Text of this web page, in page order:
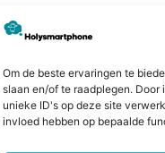
Om de beste ervaringen te
slaan en/of te raadplegen.
unieke ID's op deze site
invloed hebben op bepaalde